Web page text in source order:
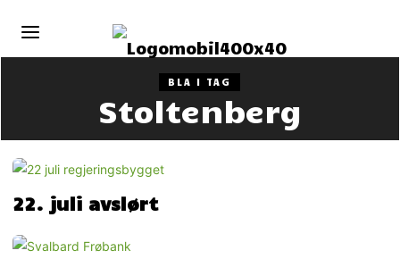
BLA I TAG
Stoltenberg
22. juli avslørt